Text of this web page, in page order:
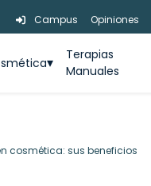
Campus Opiniones
Terapias
Manuales
cosmética: sus beneficios